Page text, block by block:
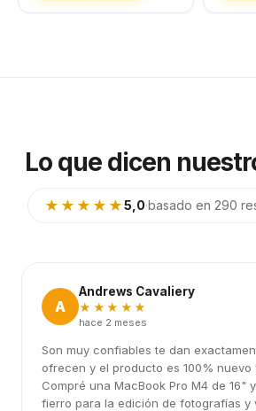
Lo que dicen
★★★★★5,0·basado en 290
A
Andrews Cavaliery
★★★★★
hace 2 meses
Son muy confiables te dan
ofrecen y el producto es 100% nuevo
Compré una MacBook Pro M4 de 16"
fierro para la edición de fotografías y